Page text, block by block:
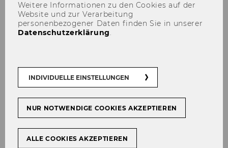
204)
Wirtschaftsuniversität Wien gemäß
Universitätsgesetz 2002
Weitere Informationen zu den Cookies auf der
Website und zur Verarbeitung
personenbezogener Daten finden Sie in unserer
Datenschutzerklärung.
INDIVIDUELLE EINSTELLUNGEN
NUR NOTWENDIGE COOKIES AKZEPTIEREN
ALLE COOKIES AKZEPTIEREN